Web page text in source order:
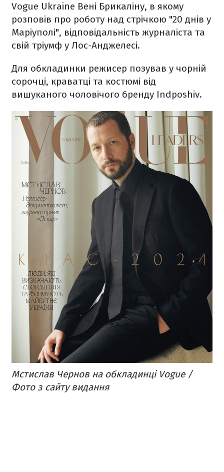
Vogue Ukraine Вені Брикаліну, в якому
розповів про роботу над стрічкою "20 днів у
Маріуполі", відповідальність журналіста та
свій тріумф у Лос-Анджелесі.
Для обкладинки режисер позував у чорній
сорочці, краватці та костюмі від
вишуканого чоловічого бренду Indposhiv.
Мстислав Чернов на обкладинці Vogue /
Фото з сайту видання